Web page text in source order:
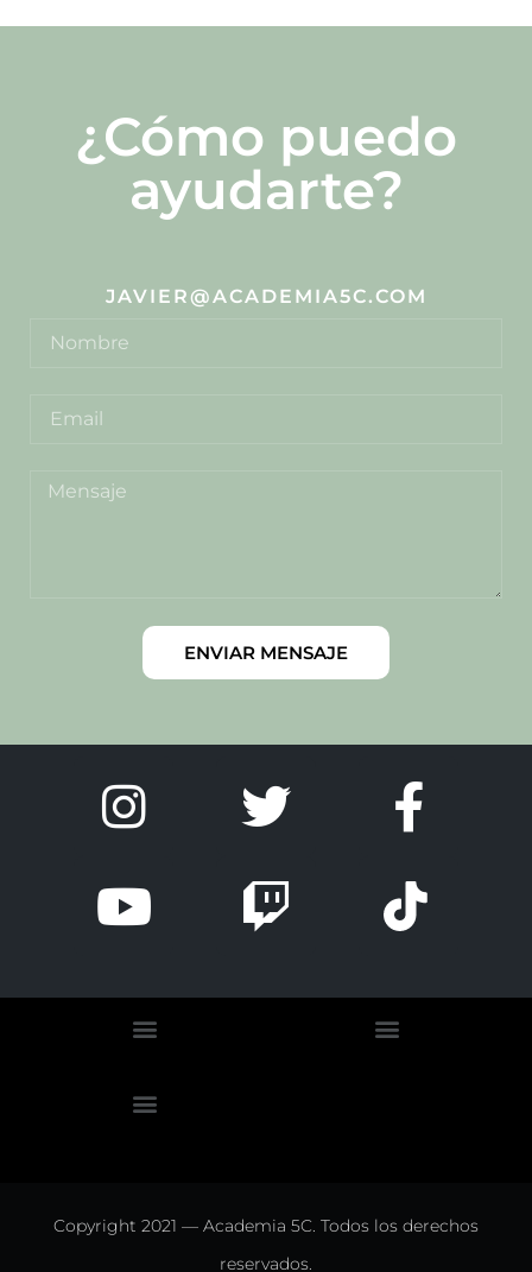
¿Cómo puedo
ayudarte?
JAVIER@ACADEMIA5C.COM
ENVIAR MENSAJE
Copyright 2021 — Academia 5C. Todos los derechos
reservados.